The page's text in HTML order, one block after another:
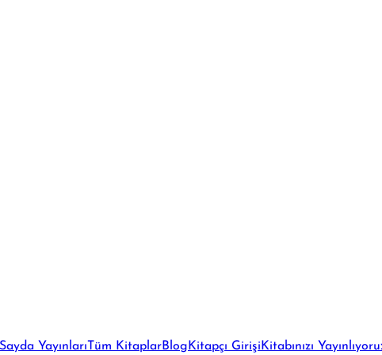
Sayda Yayınları Tüm KitaplarBlog Kitapçı Girişi Kitabınızı